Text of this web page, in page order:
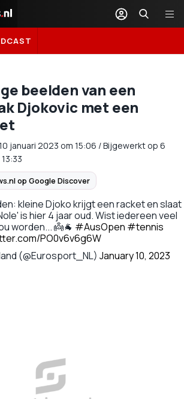
beelden van een
Djokovic met een
januari 2023 om 15:06 /Bijgewerkt op 6
op Google Discover
kleine Djoko krijgt een racket en slaat
is hier 4 jaar oud. Wist iedereen veel
worden... 👼🐐 #AusOpen #tennis
PO0v6v6g6W
(@Eurosport_NL) January 10, 2023